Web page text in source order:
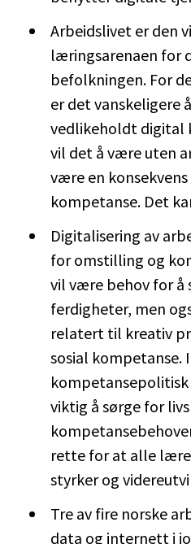
Arbeidslivet er den
læringsarenaen for
befolkningen. For
er det vanskeligere
vedlikeholdt digital
vil det å være uten
være en
kompetanse. Det
Digitalisering av
for omstilling og
vil være behov for å
ferdigheter, men
relatert til kreativ
sosial kompetanse.
viktig å sørge for
rette for at alle
styrker og
Tre av fire norske
data og internett i